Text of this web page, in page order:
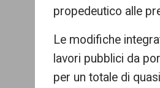
propedeutico alle
Le modifiche
lavori pubblici da
per un totale di